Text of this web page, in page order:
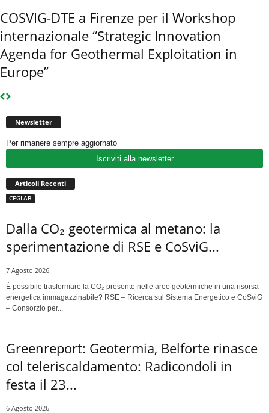
COSVIG-DTE a Firenze per il Workshop
internazionale “Strategic Innovation
Agenda for Geothermal Exploitation in
Europe”
Newsletter
Per rimanere sempre aggiornato
Iscriviti alla newsletter
Articoli Recenti
CEGLAB
Dalla CO₂ geotermica al metano: la
sperimentazione di RSE e CoSviG...
7 Agosto 2026
È possibile trasformare la CO₂ presente nelle aree geotermiche in una risorsa
energetica immagazzinabile? RSE – Ricerca sul Sistema Energetico e CoSviG
– Consorzio per...
Greenreport: Geotermia, Belforte rinasce
col teleriscaldamento: Radicondoli in
festa il 23...
6 Agosto 2026